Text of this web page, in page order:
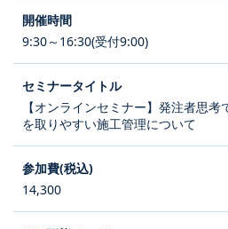
9:30～16:30(受付9:00)
【オンラインセミナー】発注者思
を取りやすい施工管理について
14,300